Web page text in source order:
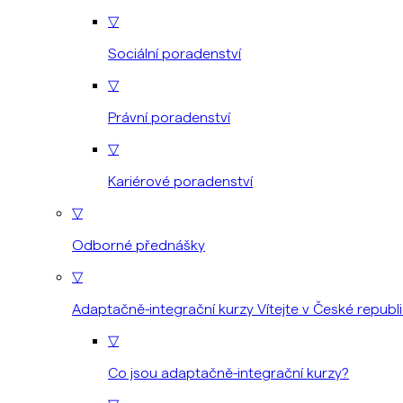
▽
Sociální poradenství
▽
Právní poradenství
▽
Kariérové poradenství
▽
Odborné přednášky
▽
Adaptačně-integrační kurzy Vítejte v České
▽
Co jsou adaptačně-integrační kurzy?